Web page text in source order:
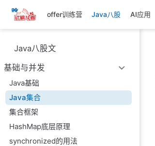
跳
至
主
內
容
offer训练营 Java八股 AI应用
Java八股文
基础与并发
Java基础
Java集合
集合框架
HashMap底层原理
synchronized的用法